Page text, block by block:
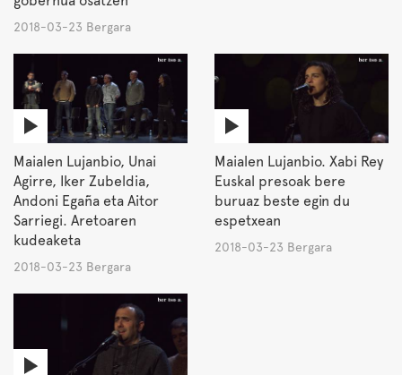
2018-03-23 Bergara
Maialen Lujanbio, Unai
Agirre, Iker Zubeldia,
Andoni Egaña eta Aitor
Sarriegi. Aretoaren
kudeaketa
2018-03-23 Bergara
Maialen Lujanbio. Xabi Rey
Euskal presoak bere
buruaz beste egin du
espetxean
2018-03-23 Bergara